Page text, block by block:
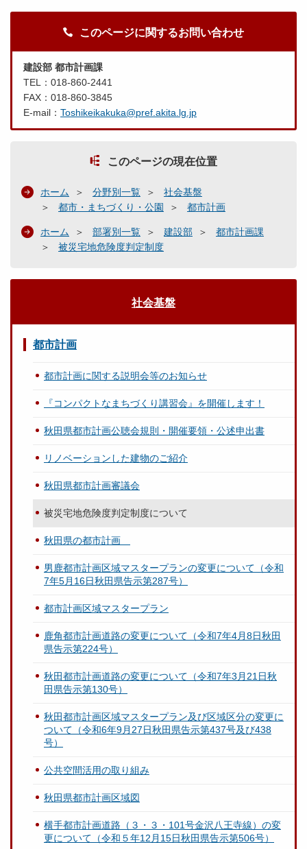
このページに関するお問い合わせ
建設部 都市計画課
TEL：018-860-2441
FAX：018-860-3845
E-mail： Toshikeikakuka@pref.akita.lg.jp
このページの現在位置
ホーム 分野別一覧
社会基盤
都市・まちづくり・公園
都市計画
ホーム 部署別一覧 建設部
都市計画課
被災宅地危険度判定制度
社会基盤
都市計画
都市計画に関する説明会等のお知らせ
『コンパクトなまちづくり講習会』を開催します！
秋田県都市計画公聴会規則・開催要領・公述申出書
リノベーションした建物のご紹介
秋田県都市計画審議会
被災宅地危険度判定制度について
秋田県の都市計画
男鹿都市計画区域マスタープランの変更について（令和
7年5月16日秋田県告示第287号）
都市計画区域マスタープラン
鹿角都市計画道路の変更について（令和7年4月8日秋田
県告示第224号）
秋田都市計画道路の変更について（令和7年3月21日秋
田県告示第130号）
秋田都市計画区域マスタープラン及び区域区分の変更に
ついて（令和6年9月27日秋田県告示第437号及び438
号）
公共空間活用の取り組み
秋田県都市計画区域図
横手都市計画道路（３・３・101号金沢八王寺線）の変
更について（令和５年12月15日秋田県告示第506号）